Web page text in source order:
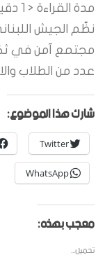
مدة القراءة < 1
نظّم الجيش
مجتمع آمن في
عدد من الطلاب
شارك هذا الموضوع:
Twitter
WhatsApp
معجب بهذه:
تحميل...